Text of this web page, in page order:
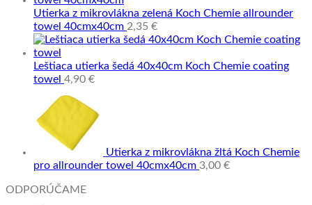
Utierka z mikrovlákna zelená Koch Chemie allrounder
towel 40cmx40cm 2,35 €
Leštiaca utierka šedá 40x40cm Koch Chemie coating
towel 4,90 €
Utierka z mikrovlákna žltá Koch Chemie
pro allrounder towel 40cmx40cm 3,00 €
ODPORÚČAME